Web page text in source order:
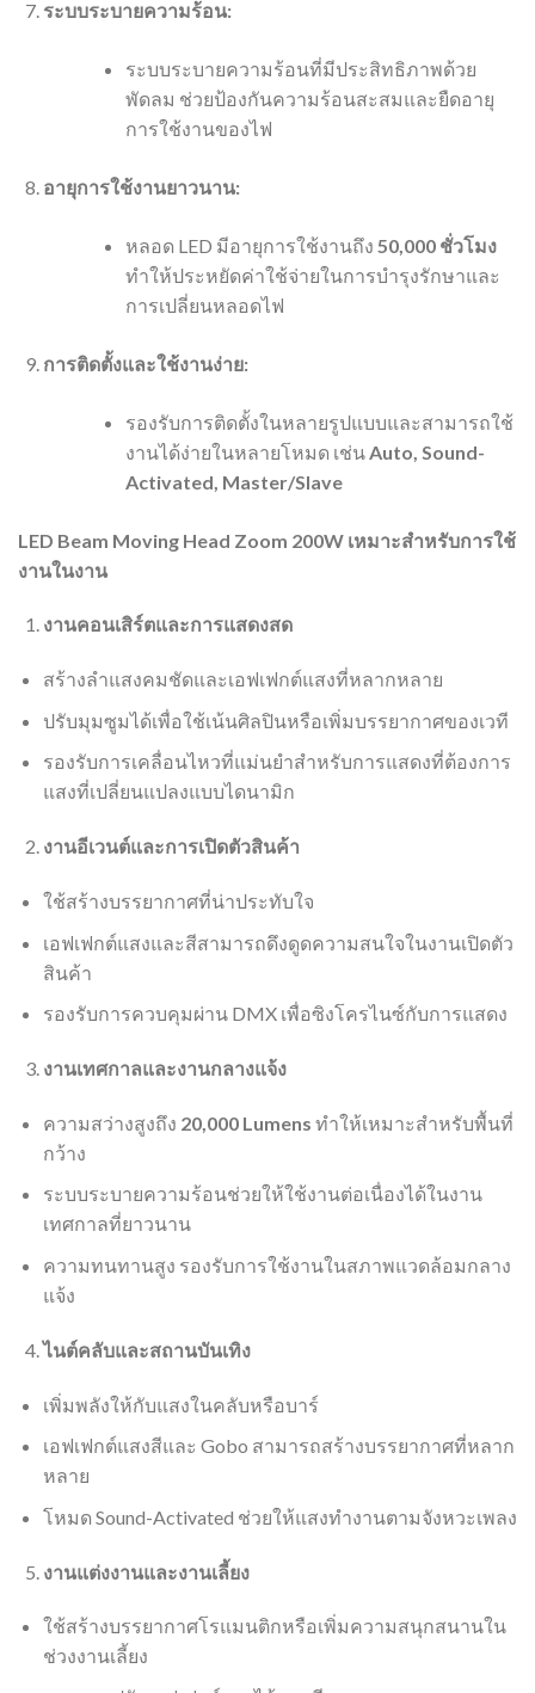
ระบบระบายความร้อน:
ระบบระบายความร้อนที่มีประสิทธิภาพด้วย
พัดลม ช่วยป้องกันความร้อนสะสมและยืดอายุ
การใช้งานของไฟ
อายุการใช้งานยาวนาน:
หลอด LED มีอายุการใช้งานถึง 50,000 ชั่วโมง
ทำให้ประหยัดค่าใช้จ่ายในการบำรุงรักษาและ
การเปลี่ยนหลอดไฟ
การติดตั้งและใช้งานง่าย:
รองรับการติดตั้งในหลายรูปแบบและสามารถใช้
งานได้ง่ายในหลายโหมด เช่น Auto, Sound-
Activated, Master/Slave
LED Beam Moving Head Zoom 200W เหมาะสำหรับการใช้
งานในงาน
งานคอนเสิร์ตและการแสดงสด
สร้างลำแสงคมชัดและเอฟเฟกต์แสงที่หลากหลาย
ปรับมุมซูมได้เพื่อใช้เน้นศิลปินหรือเพิ่มบรรยากาศของเวที
รองรับการเคลื่อนไหวที่แม่นยำสำหรับการแสดงที่ต้องการ
แสงที่เปลี่ยนแปลงแบบไดนามิก
งานอีเวนต์และการเปิดตัวสินค้า
ใช้สร้างบรรยากาศที่น่าประทับใจ
เอฟเฟกต์แสงและสีสามารถดึงดูดความสนใจในงานเปิดตัว
สินค้า
รองรับการควบคุมผ่าน DMX เพื่อซิงโครไนซ์กับการแสดง
งานเทศกาลและงานกลางแจ้ง
ความสว่างสูงถึง 20,000 Lumens ทำให้เหมาะสำหรับพื้นที่
กว้าง
ระบบระบายความร้อนช่วยให้ใช้งานต่อเนื่องได้ในงาน
เทศกาลที่ยาวนาน
ความทนทานสูง รองรับการใช้งานในสภาพแวดล้อมกลาง
แจ้ง
ไนต์คลับและสถานบันเทิง
เพิ่มพลังให้กับแสงในคลับหรือบาร์
เอฟเฟกต์แสงสีและ Gobo สามารถสร้างบรรยากาศที่หลาก
หลาย
โหมด Sound-Activated ช่วยให้แสงทำงานตามจังหวะเพลง
งานแต่งงานและงานเลี้ยง
ใช้สร้างบรรยากาศโรแมนติกหรือเพิ่มความสนุกสนานใน
ช่วงงานเลี้ยง